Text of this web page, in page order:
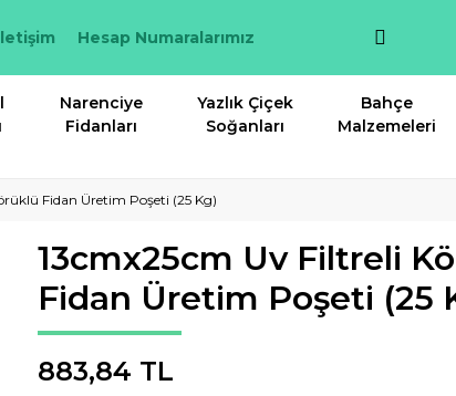
Hesap Numaralarımız
Narenciye
Fidanları
Yazlık Çiçek
Soğanları
Bahçe
Malzemeleri
Fidan Üretim Poşeti (25 Kg)
13cmx25cm Uv Filtreli
Fidan Üretim Poşeti (25
883,84 TL